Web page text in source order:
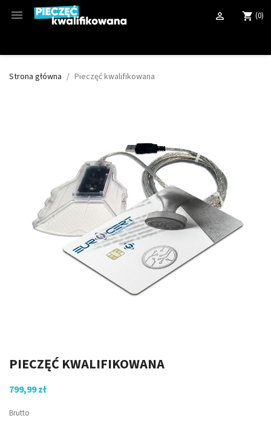
 shopping_cart (0)

Strona główna Pieczęć kwalifikowana
PIECZĘĆ KWALIFIKOWANA
799,99 zł
Brutto